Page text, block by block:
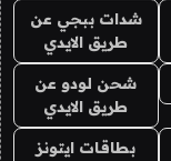
شدات ببجي عن
طريق الايدي
شحن لودو عن
طريق الايدي
بطاقات ايتونز